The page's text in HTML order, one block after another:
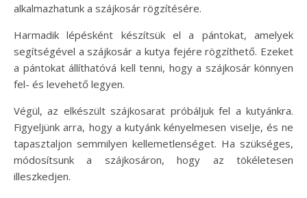
alkalmazhatunk a szájkosár rögzítésére.
Harmadik lépésként készítsük el a pántokat, amelyek
segítségével a szájkosár a kutya fejére rögzíthető. Ezeket
a pántokat állíthatóvá kell tenni, hogy a szájkosár könnyen
fel- és levehető legyen.
Végül, az elkészült szájkosarat próbáljuk fel a kutyánkra.
Figyeljünk arra, hogy a kutyánk kényelmesen viselje, és ne
tapasztaljon semmilyen kellemetlenséget. Ha szükséges,
módosítsunk a szájkosáron, hogy az tökéletesen
illeszkedjen.